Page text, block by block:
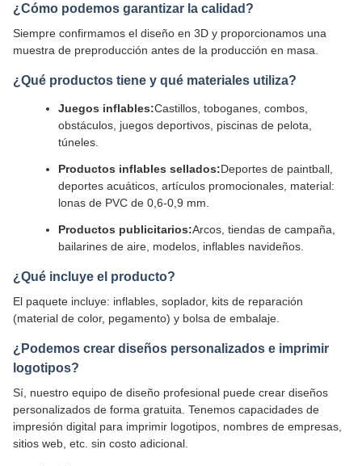
¿Cómo podemos garantizar la calidad?
Siempre confirmamos el diseño en 3D y proporcionamos una
muestra de preproducción antes de la producción en masa.
¿Qué productos tiene y qué materiales utiliza?
Juegos inflables:Castillos, toboganes, combos,
obstáculos, juegos deportivos, piscinas de pelota,
túneles.
Productos inflables sellados:Deportes de paintball,
deportes acuáticos, artículos promocionales, material:
lonas de PVC de 0,6-0,9 mm.
Productos publicitarios:Arcos, tiendas de campaña,
bailarines de aire, modelos, inflables navideños.
¿Qué incluye el producto?
El paquete incluye: inflables, soplador, kits de reparación
(material de color, pegamento) y bolsa de embalaje.
¿Podemos crear diseños personalizados e imprimir
logotipos?
Sí, nuestro equipo de diseño profesional puede crear diseños
personalizados de forma gratuita. Tenemos capacidades de
impresión digital para imprimir logotipos, nombres de empresas,
sitios web, etc. sin costo adicional.